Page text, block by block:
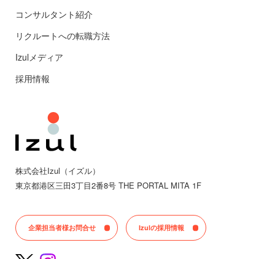
株式会社Izul（イズル）
東京都港区三田3丁目2番8号 THE PORTAL MITA 1F
企業担当者様お問合せ Izulの採用情報
コンサルタント紹介
リクルートへの転職方法
Izulメディア
採用情報